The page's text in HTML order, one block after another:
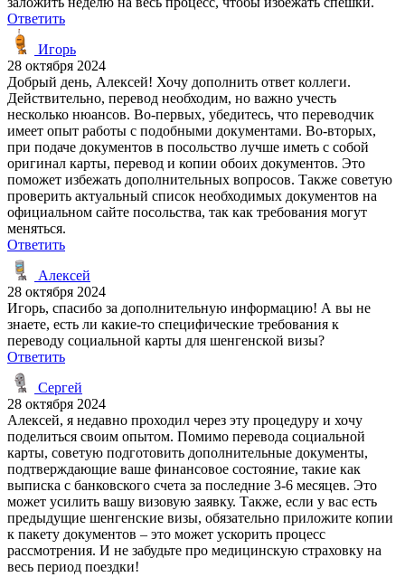
Ответить
Игорь
28 октября 2024
Добрый день, Алексей! Хочу дополнить ответ коллеги.
Действительно, перевод необходим, но важно учесть
несколько нюансов. Во-первых, убедитесь, что переводчик
имеет опыт работы с подобными документами. Во-вторых,
при подаче документов в посольство лучше иметь с собой
оригинал карты, перевод и копии обоих документов. Это
поможет избежать дополнительных вопросов. Также советую
проверить актуальный список необходимых документов на
официальном сайте посольства, так как требования могут
меняться.
Ответить
Алексей
28 октября 2024
Игорь, спасибо за дополнительную информацию! А вы не
знаете, есть ли какие-то специфические требования к
переводу социальной карты для шенгенской визы?
Ответить
Сергей
28 октября 2024
Алексей, я недавно проходил через эту процедуру и хочу
поделиться своим опытом. Помимо перевода социальной
карты, советую подготовить дополнительные документы,
подтверждающие ваше финансовое состояние, такие как
выписка с банковского счета за последние 3-6 месяцев. Это
может усилить вашу визовую заявку. Также, если у вас есть
предыдущие шенгенские визы, обязательно приложите копии
к пакету документов – это может ускорить процесс
рассмотрения. И не забудьте про медицинскую страховку на
весь период поездки!